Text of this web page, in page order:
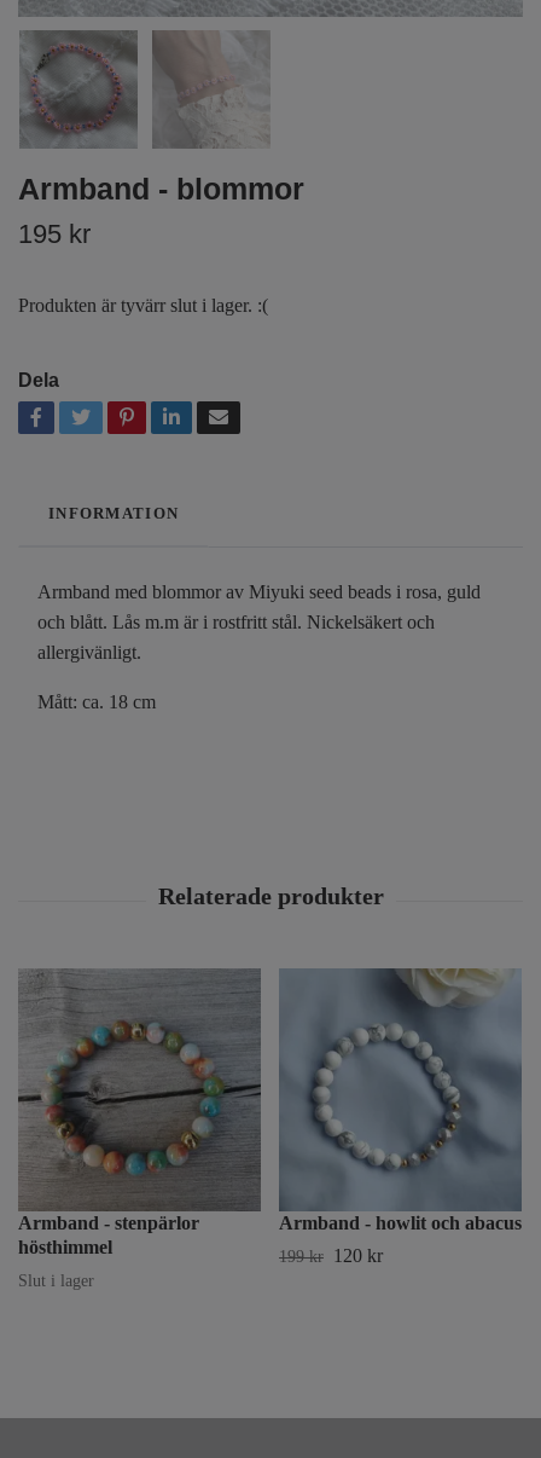
Armband - blommor
195 kr
Produkten är tyvärr slut i lager. :(
Dela
INFORMATION
Armband med blommor av Miyuki seed beads i rosa, guld
och blått. Lås m.m är i rostfritt stål. Nickelsäkert och
allergivänligt.
Mått: ca. 18 cm
Armband - stenpärlor
hösthimmel
Slut i lager
Armband - howlit och abacus
199 kr 120 kr